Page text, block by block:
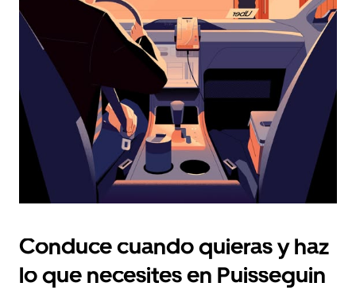
el
botón
escape
el
calendario.
Conduce cuando quieras y haz
lo que necesites en Puisseguin